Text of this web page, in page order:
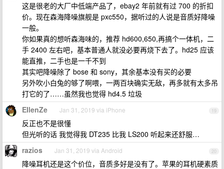
这是很老的大厂中低端产品了，ebay2 年前就有过 700 的折扣
价。现在森海降噪旗舰是 pxc550，据听过的人说是音质好降噪
一般。
你如果真的想听森海味的，推荐 hd600,650,再搞个一体机，二
手 2400 左右吧，基本普通人就没必要再烧下去了。hd25 应该
能直推，二手也是一千不到
其实吧降噪除了 bose 和 sony，其余基本没有买的必要
另外吹小白兔的够了啊喂，一两百块确实无敌，再多就有太多吊
打它的了……虽然我也觉得 hd4.5 垃圾
19
EIlenZe Jan 31, 2019 via iPhone
反正也不是很懂
但光听的话 我觉得我 DT235 比我 LS200 听起来还舒服…
20
razios Jan 31, 2019 via Android
降噪耳机还是这个价位，音质多好是没有了。苹果的耳机硬素质